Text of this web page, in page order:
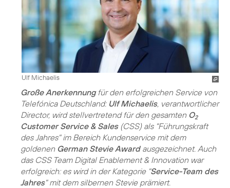
Ulf Michaelis
Große Anerkennungfür den erfolgreichen Service von
Telefónica Deutschland: Ulf Michaelis, verantwortlicher
Director, wird stellvertretend für den gesamten O2
Customer Service & Sales(CSS) als "Führungskraft
des Jahres" im Bereich Kundenservice mit dem
goldenen German Stevie Awardausgezeichnet. Auch
das CSS Team Digital Enablement & Innovation war
erfolgreich: es wird in der Kategorie "Service-Team des
Jahres" mit dem silbernen Stevie prämiert.